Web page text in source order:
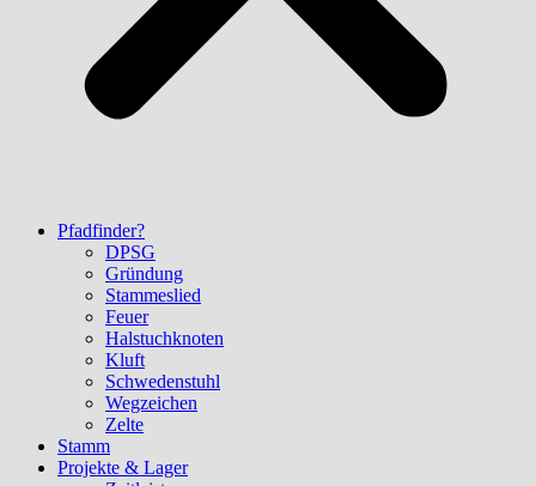
Pfadfinder?
DPSG
Gründung
Stammeslied
Feuer
Halstuchknoten
Kluft
Schwedenstuhl
Wegzeichen
Zelte
Stamm
Projekte & Lager